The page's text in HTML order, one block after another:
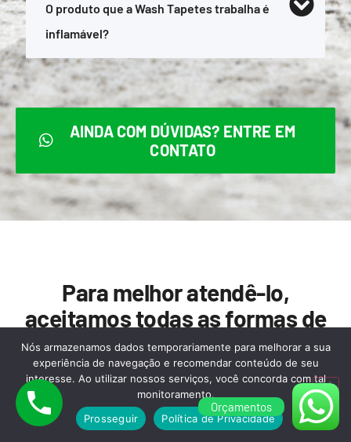
O produto que a Wash Tapetes trabalha é
inflamável?
AINDA COM DÚVIDAS? ENTRE EM
CONTATO
Para melhor atendê-lo,
aceitamos todas as formas de
pagamento abaixo:
Orçamentos
Nós armazenamos dados temporariamente para melhorar a sua
experiência de navegação e recomendar conteúdo de seu
interesse. Ao utilizar nossos serviços, você concorda com tal
monitoramento.
Prosseguir
Política de Privacidade